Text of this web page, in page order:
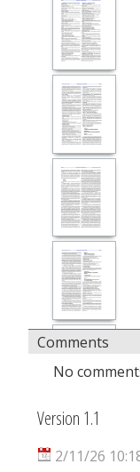
Comments
No
Version 1.1
2/11/26